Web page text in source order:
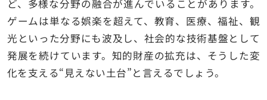
ど、多様な分野の融合が進んでいることがあります。
ゲームは単なる娯楽を超えて、教育、医療、福祉、観
光といった分野にも波及し、社会的な技術基盤として
発展を続けています。知的財産の拡充は、そうした変
化を支える“見えない土台”と言えるでしょう。